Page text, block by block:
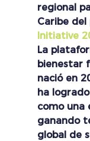
regional
Caribe
Initiative
La
bienestar
nació en
ha
como una
ganando
global de